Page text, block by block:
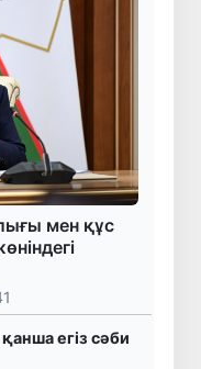
мен құс
егіз сәби